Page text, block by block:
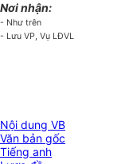
Nơi nhận:
- Như trên
- Lưu VP, Vụ LĐVL
Nội dung VB
Văn bản gốc
Tiếng anh